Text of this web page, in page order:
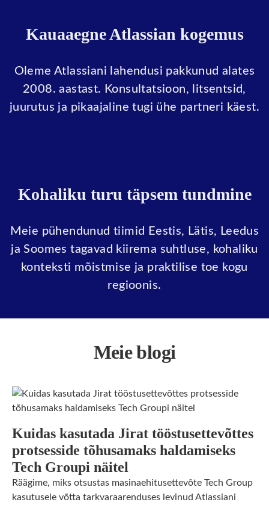
Kauaaegne Atlassian kogemus
Oleme Atlassiani lahendusi pakkunud alates
2008. aastast. Konsultatsioon, litsentsid,
juurutus ja pikaajaline tugi ühe partneri käest.
Kohaliku turu täpsem tundmine
Meie pühendunud tiimid Eestis, Lätis, Leedus
ja Soomes tagavad kiirema suhtluse, kohaliku
konteksti mõistmise ja praktilise toe kogu
regioonis.
Meie blogi
Kuidas kasutada Jirat tööstusettevõttes
protsesside tõhusamaks haldamiseks
Tech Groupi näitel
Räägime, miks otsustas masinaehitusettevõte Tech Group
kasutusele võtta tarkvaraarenduses levinud Atlassiani